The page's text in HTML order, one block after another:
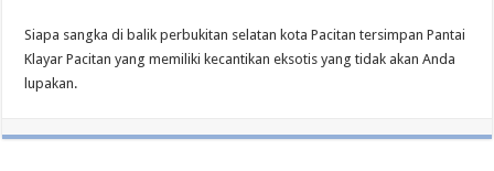
Siapa sangka di balik perbukitan selatan kota Pacitan tersimpan Pantai
Klayar Pacitan yang memiliki kecantikan eksotis yang tidak akan Anda
lupakan.